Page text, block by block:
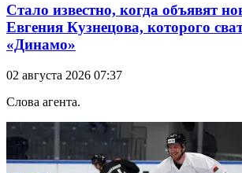
Стало известно, когда объявят
Евгения Кузнецова, которого
«Динамо»
02 августа 2026 07:37
Слова агента.